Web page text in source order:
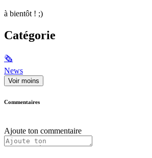
à bientôt ! ;)
Catégorie
🗞
News
Voir moins
Commentaires
Ajoute ton commentaire